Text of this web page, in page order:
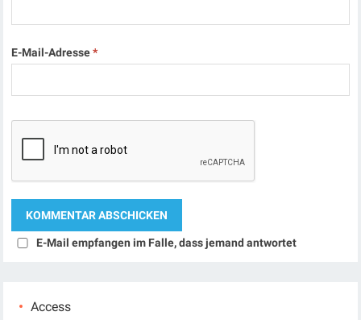
E-Mail-Adresse*
E-Mail empfangen im Falle, dass jemand antwortet
Access